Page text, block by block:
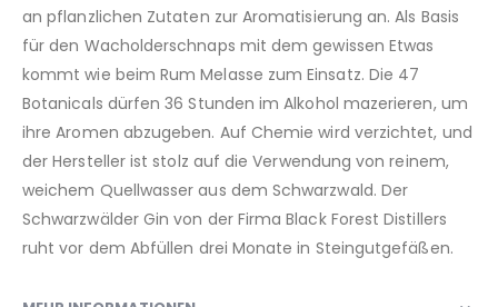
an pflanzlichen Zutaten zur Aromatisierung an. Als Basis
für den Wacholderschnaps mit dem gewissen Etwas
kommt wie beim Rum Melasse zum Einsatz. Die 47
Botanicals dürfen 36 Stunden im Alkohol mazerieren, um
ihre Aromen abzugeben. Auf Chemie wird verzichtet, und
der Hersteller ist stolz auf die Verwendung von reinem,
weichem Quellwasser aus dem Schwarzwald. Der
Schwarzwälder Gin von der Firma Black Forest Distillers
ruht vor dem Abfüllen drei Monate in Steingutgefäßen.